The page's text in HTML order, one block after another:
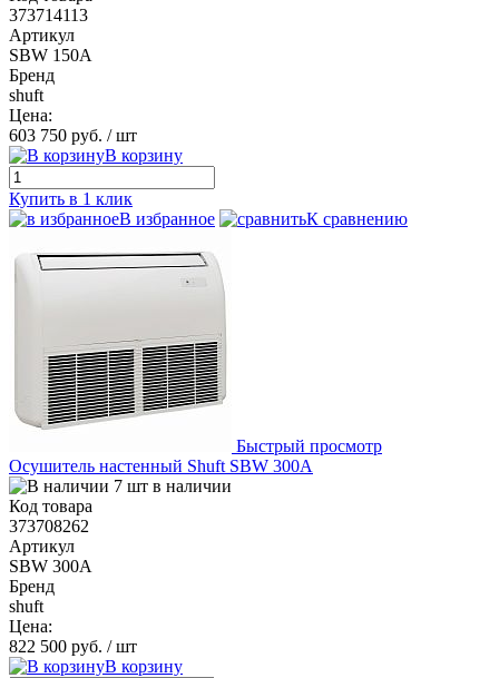
373714113
Артикул
SBW 150A
Бренд
shuft
Цена:
603 750 руб. / шт
В корзину
Купить в 1 клик
В избранное
К сравнению
Быстрый просмотр
Осушитель настенный Shuft SBW 300A
7 шт в наличии
Код товара
373708262
Артикул
SBW 300A
Бренд
shuft
Цена:
822 500 руб. / шт
В корзину